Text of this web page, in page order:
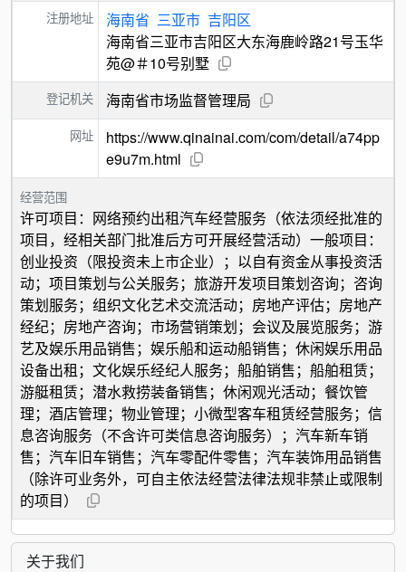
注册地址 海南省 三亚市 吉阳区
海南省三亚市吉阳区大东海鹿岭路21号玉华
苑@＃10号别墅
登记机关 海南省市场监督管理局
网址
https://www.qinainai.com/com/detail/a74pp
e9u7m.html
经营范围
许可项目：网络预约出租汽车经营服务（依法须经批准的
项目，经相关部门批准后方可开展经营活动）一般项目：
创业投资（限投资未上市企业）；以自有资金从事投资活
动；项目策划与公关服务；旅游开发项目策划咨询；咨询
策划服务；组织文化艺术交流活动；房地产评估；房地产
经纪；房地产咨询；市场营销策划；会议及展览服务；游
艺及娱乐用品销售；娱乐船和运动船销售；休闲娱乐用品
设备出租；文化娱乐经纪人服务；船舶销售；船舶租赁；
游艇租赁；潜水救捞装备销售；休闲观光活动；餐饮管
理；酒店管理；物业管理；小微型客车租赁经营服务；信
息咨询服务（不含许可类信息咨询服务）；汽车新车销
售；汽车旧车销售；汽车零配件零售；汽车装饰用品销售
（除许可业务外，可自主依法经营法律法规非禁止或限制
的项目）
关于我们